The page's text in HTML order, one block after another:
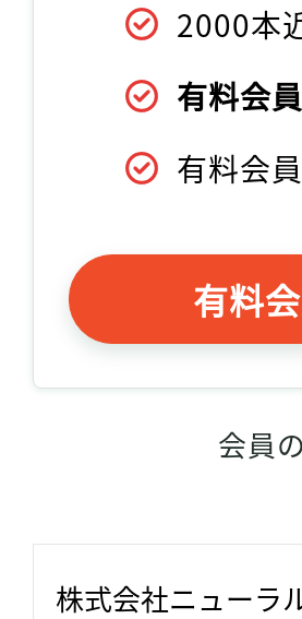
2000本
有料会
有料会
有料
会員
株式会社ニューラ